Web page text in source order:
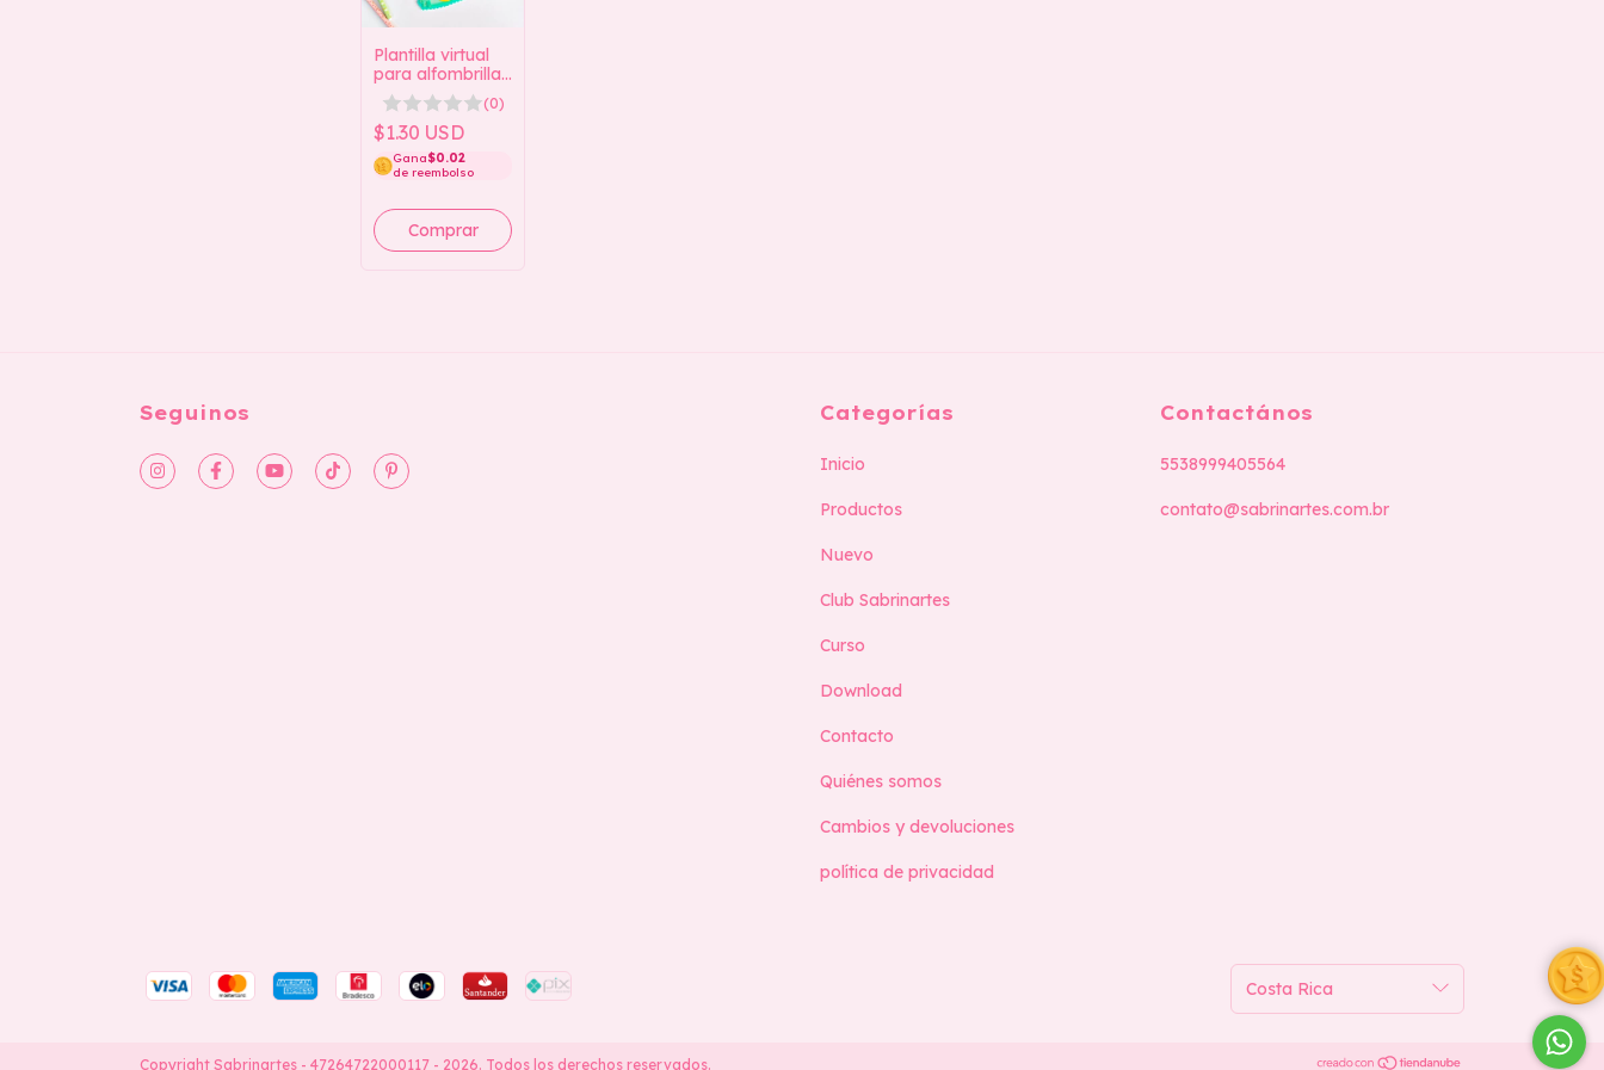
Plantilla virtual
para alfombrilla
de ratón con
forma de rana
(Colección de
alfombrillas de
ratón con forma
(0)
$1.30 USD
Gana$0.02
de reembolso
Seguinos Categorías
Inicio
Productos
Nuevo
Club Sabrinartes
Curso
Download
Contacto
Quiénes somos
Cambios y devoluciones
política de privacidad
Contactános
5538999405564
contato@sabrinartes.com.br
Copyright Sabrinartes - 47264722000117 - 2026. Todos los derechos reservados.